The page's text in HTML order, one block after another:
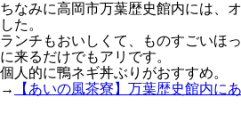
ちなみに高岡市万葉歴史館内には、
した。
ランチもおいしくて、ものすごいほ
に来るだけでもアリです。
個人的に鴨ネギ丼ぶりがおすすめ。
→
【あいの風茶寮】万葉歴史館内に